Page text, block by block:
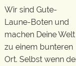
Wir sind Gute-
Laune-Boten und
machen Deine Welt
zu einem bunteren
Ort. Selbst wenn